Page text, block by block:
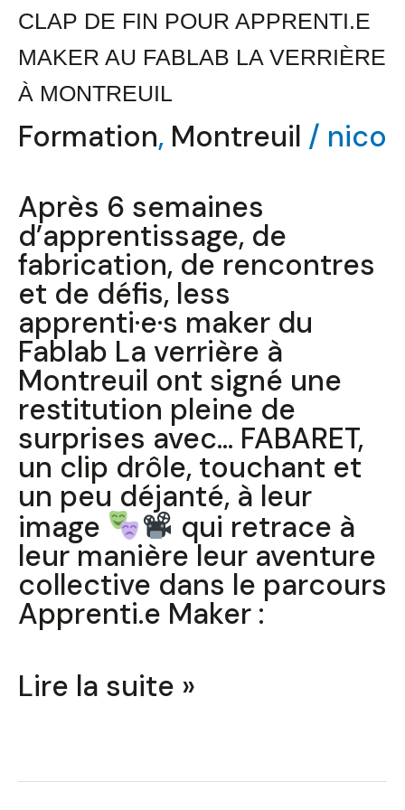
CLAP DE FIN POUR APPRENTI.E
MAKER AU FABLAB LA VERRIÈRE
À MONTREUIL
Formation, Montreuil / nico
Après 6 semaines
d’apprentissage, de
fabrication, de rencontres
et de défis, less
apprenti·e·s maker du
Fablab La verrière à
Montreuil ont signé une
restitution pleine de
surprises avec… FABARET,
un clip drôle, touchant et
un peu déjanté, à leur
image
qui retrace à
leur manière leur aventure
collective dans le parcours
Apprenti.e Maker :
Montreuil
Lire la suite »